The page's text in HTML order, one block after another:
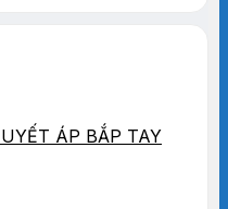
ÁP BẮP TAY